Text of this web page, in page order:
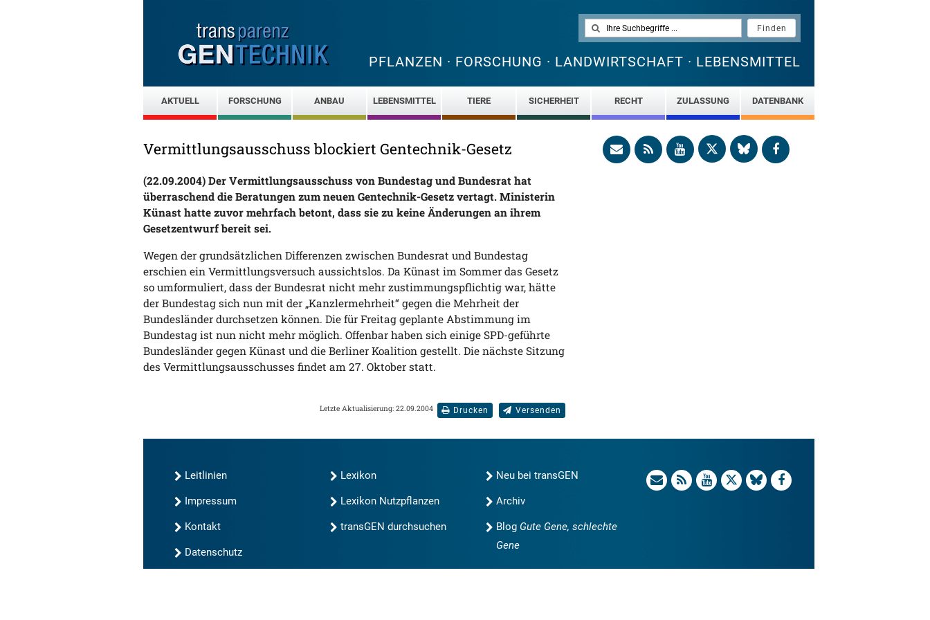
PFLANZEN · FORSCHUNG · LANDWIRTSCHAFT · LEBENSMITTEL
AKTUELL FORSCHUNG ANBAU LEBENSMITTEL TIERE SICHERHEIT RECHT ZULASSUNG DATENBANK
Vermittlungsausschuss blockiert Gentechnik-Gesetz
(22.09.2004) Der Vermittlungsausschuss von Bundestag und Bundesrat hat
überraschend die Beratungen zum neuen Gentechnik-Gesetz vertagt. Ministerin
Künast hatte zuvor mehrfach betont, dass sie zu keine Änderungen an ihrem
Gesetzentwurf bereit sei.
Wegen der grundsätzlichen Differenzen zwischen Bundesrat und Bundestag
erschien ein Vermittlungsversuch aussichtslos. Da Künast im Sommer das Gesetz
so umformuliert, dass der Bundesrat nicht mehr zustimmungspflichtig war, hätte
der Bundestag sich nun mit der „Kanzlermehrheit“ gegen die Mehrheit der
Bundesländer durchsetzen können. Die für Freitag geplante Abstimmung im
Bundestag ist nun nicht mehr möglich. Offenbar haben sich einige SPD-geführte
Bundesländer gegen Künast und die Berliner Koalition gestellt. Die nächste Sitzung
des Vermittlungsausschusses findet am 27. Oktober statt.
Drucken Versenden
Letzte Aktualisierung: 22.09.2004
Leitlinien
Impressum
Kontakt
Datenschutz
Lexikon
Lexikon Nutzpflanzen
transGEN durchsuchen
Neu bei transGEN
Archiv
Blog Gute Gene, schlechte
Gene